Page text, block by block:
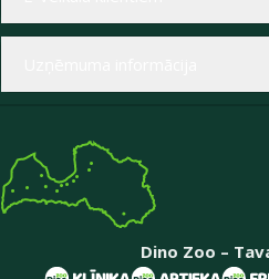
Dino Zoo –